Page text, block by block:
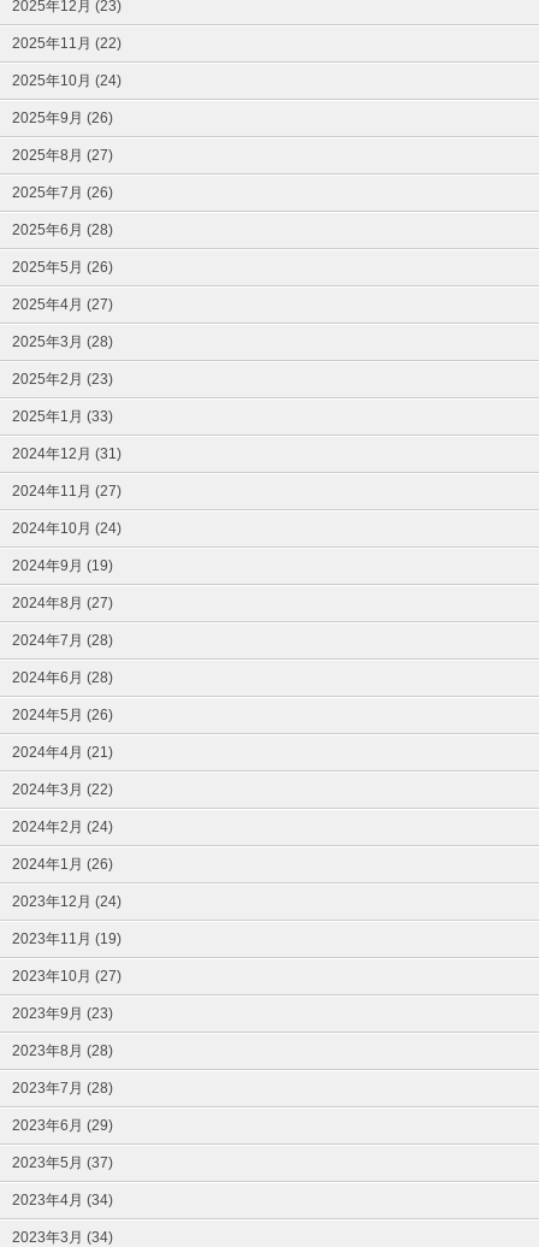
2025年12月 (23)
2025年11月 (22)
2025年10月 (24)
2025年9月 (26)
2025年8月 (27)
2025年7月 (26)
2025年6月 (28)
2025年5月 (26)
2025年4月 (27)
2025年3月 (28)
2025年2月 (23)
2025年1月 (33)
2024年12月 (31)
2024年11月 (27)
2024年10月 (24)
2024年9月 (19)
2024年8月 (27)
2024年7月 (28)
2024年6月 (28)
2024年5月 (26)
2024年4月 (21)
2024年3月 (22)
2024年2月 (24)
2024年1月 (26)
2023年12月 (24)
2023年11月 (19)
2023年10月 (27)
2023年9月 (23)
2023年8月 (28)
2023年7月 (28)
2023年6月 (29)
2023年5月 (37)
2023年4月 (34)
2023年3月 (34)